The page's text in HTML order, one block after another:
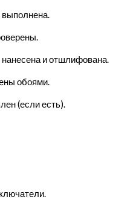
выполнена.
и отшлифована.
обоями.
(если есть).